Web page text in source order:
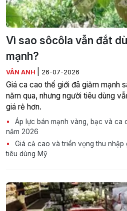
Vì sao sôcôla vẫn đắt
mạnh?
VÂN ANH 26-07-2026
Giá ca cao thế giới đã giảm mạnh
năm qua, nhưng người tiêu dùng
giá rẻ hơn.
Áp lực bán mạnh vàng, bạc và ca
năm 2026
Giá cả cao và triển vọng thu nhập
tiêu dùng Mỹ